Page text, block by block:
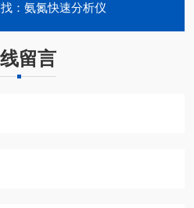
：氨氮快速分析仪
留言